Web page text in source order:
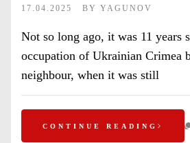
17.04.2025 BY YAGUNOV
Not so long ago, it was 11 years
occupation of Ukrainian Crimea
neighbour, when it was still
CONTINUE READING